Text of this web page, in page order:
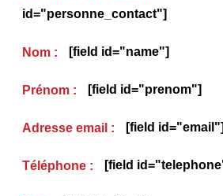
id="personne_contact"]
Nom : [field id="name"]
Prénom : [field id="prenom"]
Adresse email : [field id="email"]
Téléphone : [field